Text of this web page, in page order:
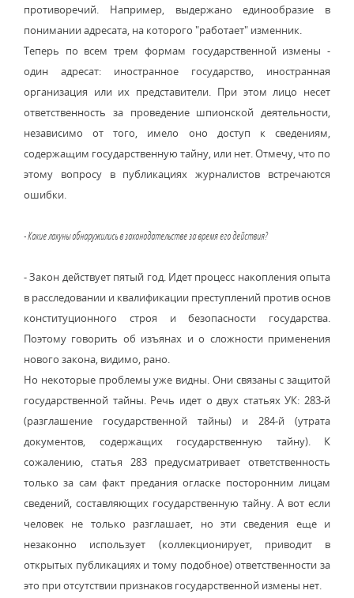
противоречий. Например, выдержано единообразие в
понимании адресата, на которого "работает" изменник.
Теперь по всем трем формам государственной измены -
один адресат: иностранное государство, иностранная
организация или их представители. При этом лицо несет
ответственность за проведение шпионской деятельности,
независимо от того, имело оно доступ к сведениям,
содержащим государственную тайну, или нет. Отмечу, что по
этому вопросу в публикациях журналистов встречаются
ошибки.
- Какие лакуны обнаружились в законодательстве за время его действия?
- Закон действует пятый год. Идет процесс накопления опыта
в расследовании и квалификации преступлений против основ
конституционного строя и безопасности государства.
Поэтому говорить об изъянах и о сложности применения
нового закона, видимо, рано.
Но некоторые проблемы уже видны. Они связаны с защитой
государственной тайны. Речь идет о двух статьях УК: 283-й
(разглашение государственной тайны) и 284-й (утрата
документов, содержащих государственную тайну). К
сожалению, статья 283 предусматривает ответственность
только за сам факт предания огласке посторонним лицам
сведений, составляющих государственную тайну. А вот если
человек не только разглашает, но эти сведения еще и
незаконно использует (коллекционирует, приводит в
открытых публикациях и тому подобное) ответственности за
это при отсутствии признаков государственной измены нет.